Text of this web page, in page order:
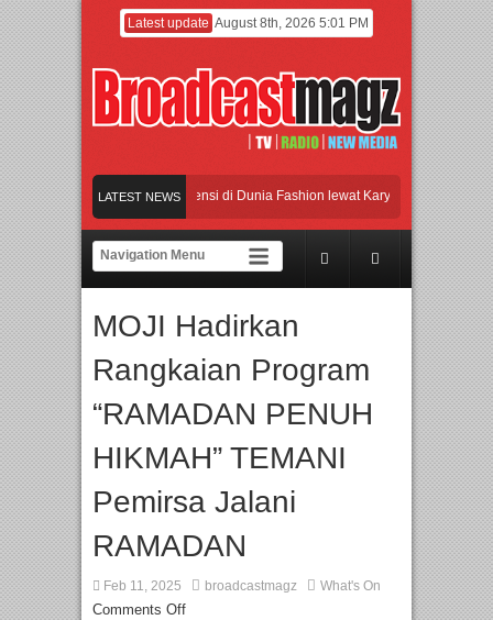
Latest update August 8th, 2026 5:01 PM
LATEST NEWS
26 Tahun Jaga Eksistensi di Dunia Fashion lewat Karya UI dan
Asal Bogor Piknik Rilis Mini Album “Astrometri”
26 Tahun Jaga Eksistensi di Dunia Fashion lewat Karya
MOJI Hadirkan
Rangkaian Program
“RAMADAN PENUH
HIKMAH” TEMANI
Pemirsa Jalani
RAMADAN
Feb 11, 2025 broadcastmagz What's On
Comments Off